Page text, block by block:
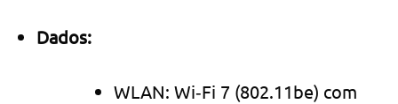
Dados:
WLAN: Wi‑Fi 7 (802.11be) com